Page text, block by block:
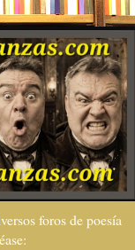
foros de poesía